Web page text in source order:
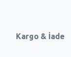
Kargo & İade